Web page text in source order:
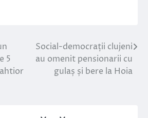
5
Social-democrații clujeni
au omenit pensionarii cu
gulaș și bere la Hoia